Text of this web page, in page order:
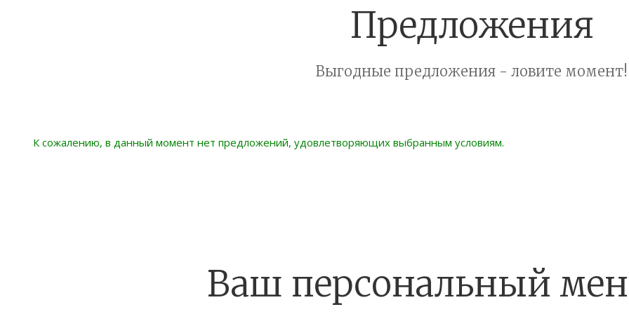
Предложения
Выгодные предложения - ловите момент!
К сожалению, в данный момент нет предложений, удовлетворяющих выбранным условиям.
Ваш персональный